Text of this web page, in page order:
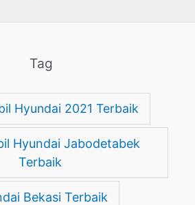
Tag
Hyundai 2021 Terbaik
Hyundai Jabodetabek
Terbaik
Bekasi Terbaik